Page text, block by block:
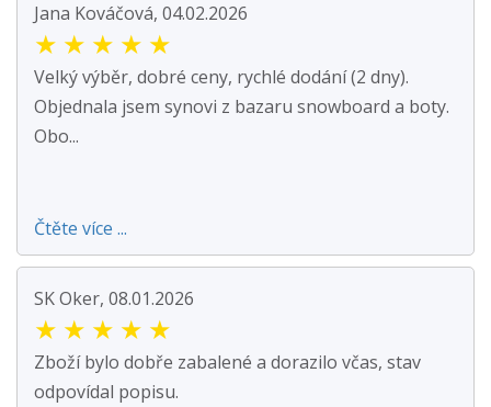
Jana Kováčová, 04.02.2026
★ ★ ★ ★ ★
Velký výběr, dobré ceny, rychlé dodání (2 dny).
Objednala jsem synovi z bazaru snowboard a boty.
Obo...
Čtěte více ...
SK Oker, 08.01.2026
★ ★ ★ ★ ★
Zboží bylo dobře zabalené a dorazilo včas, stav
odpovídal popisu.